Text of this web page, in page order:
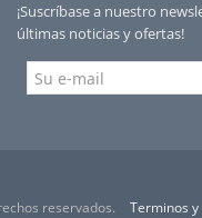
¡Suscríbase a nuestro
últimas noticias y ofertas!
reservados. Terminos y